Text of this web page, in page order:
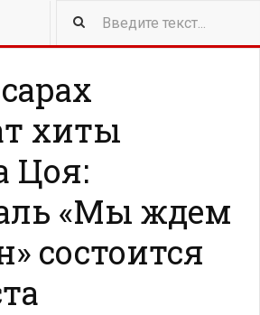
416 NEW ARTICLES
хиты
Цоя:
«Мы ждем
состоится